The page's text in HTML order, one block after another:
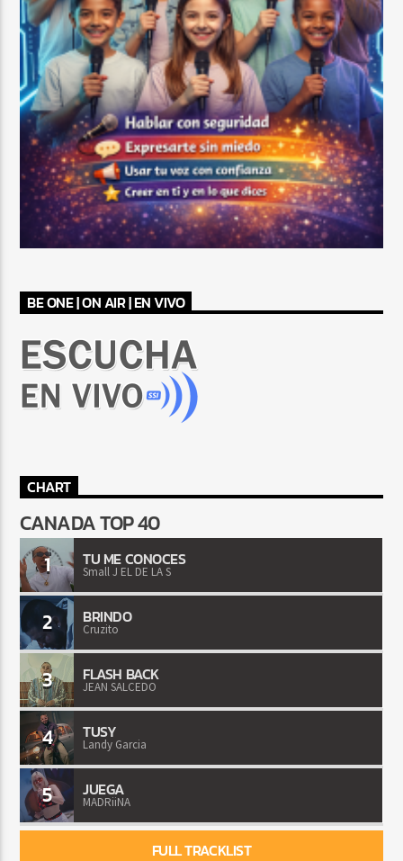
BE ONE | ON AIR | EN VIVO
CHART
CANADA TOP 40
1 TU ME CONOCES
Small J EL DE LA S
2 BRINDO
Cruzito
3 FLASH BACK
JEAN SALCEDO
4 TUSY
Landy Garcia
5 JUEGA
MADRiiNA
FULL TRACKLIST